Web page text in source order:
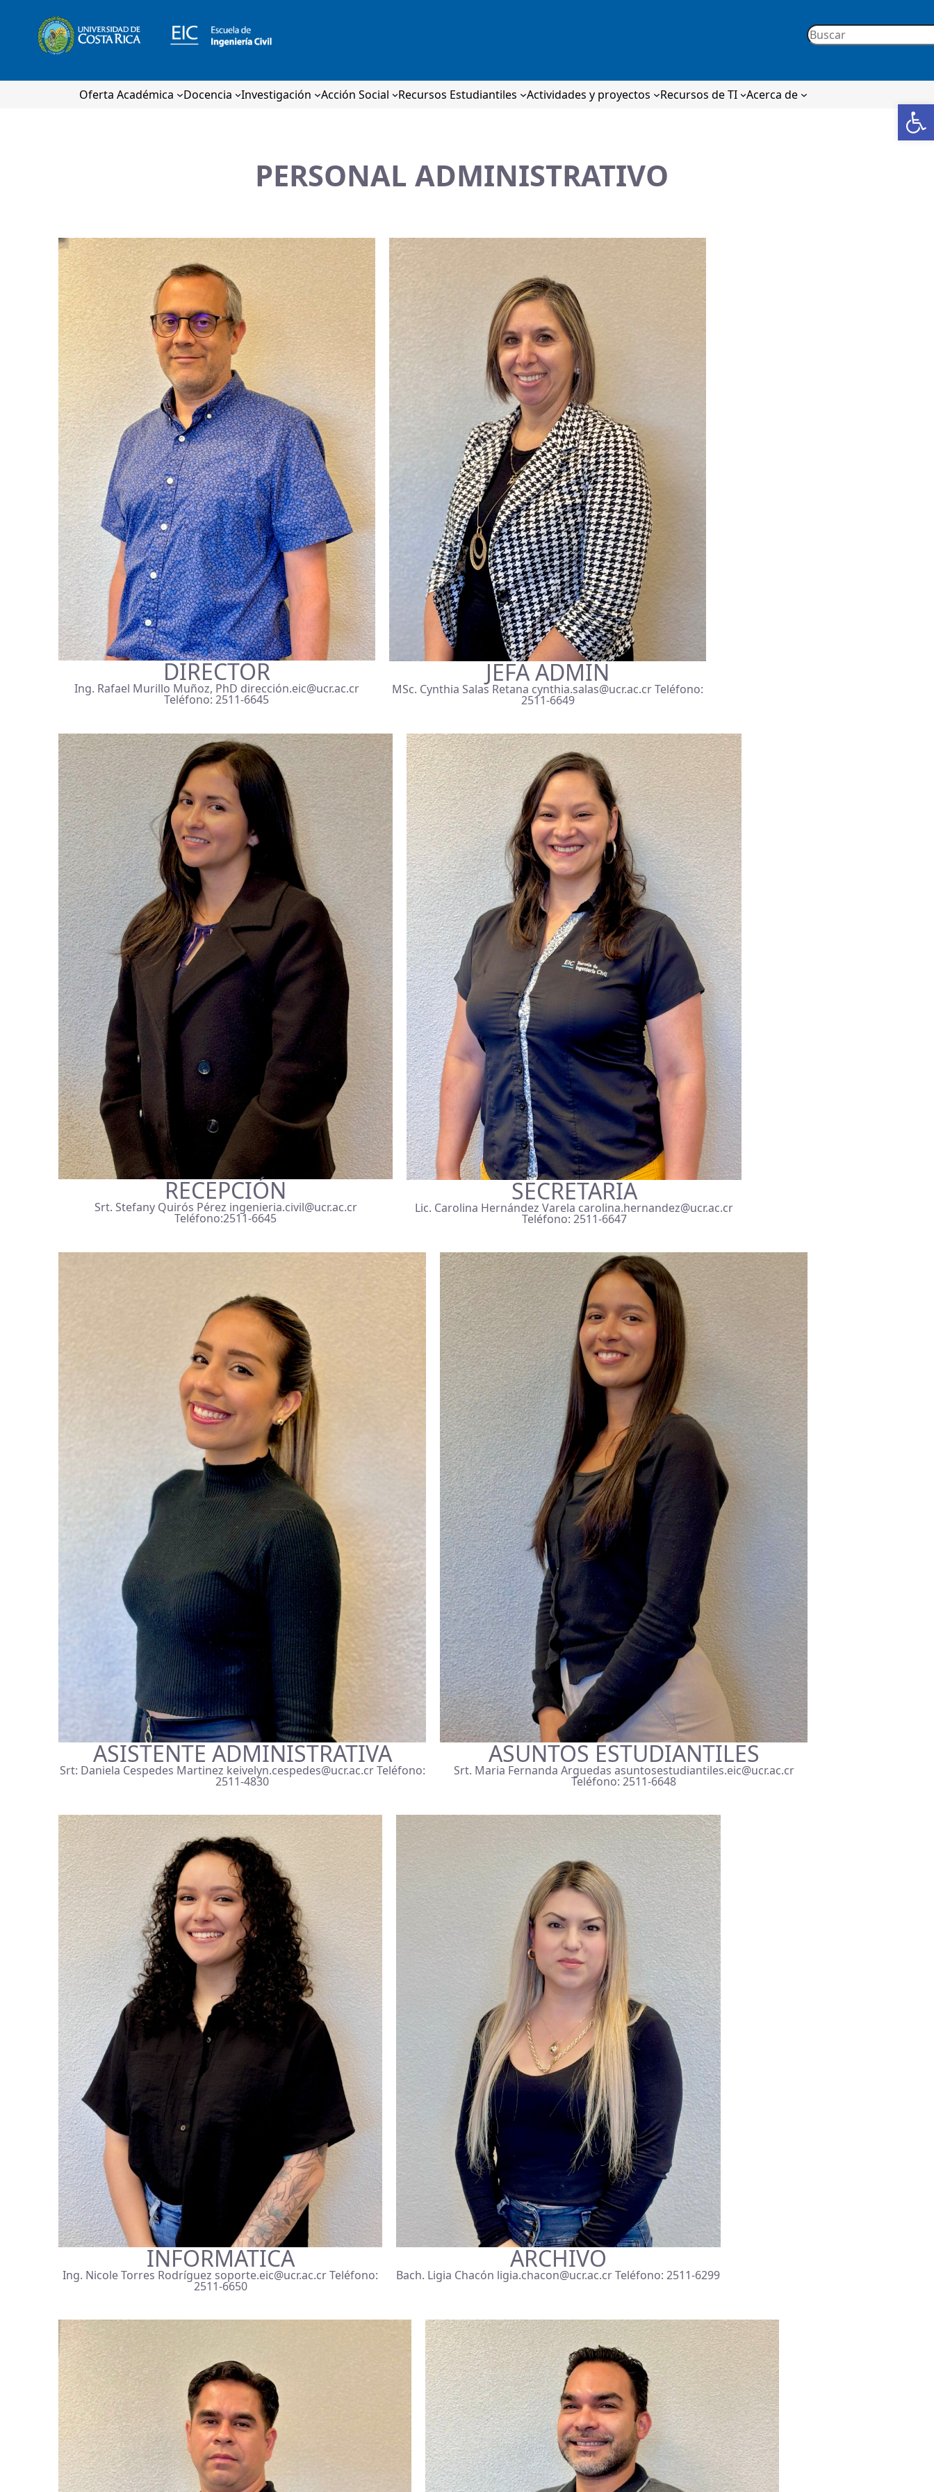
Oferta Académica Docencia Investigación Acción Social Recursos Estudiantiles Actividades y proyectos Recursos de TI Acerca de
PERSONAL ADMINISTRATIVO
DIRECTOR
Ing. Rafael Murillo Muñoz, PhD dirección.eic@ucr.ac.cr
Teléfono: 2511-6645
JEFA ADMIN
MSc. Cynthia Salas Retana cynthia.salas@ucr.ac.cr Teléfono:
2511-6649
RECEPCIÓN
Srt. Stefany Quirós Pérez ingenieria.civil@ucr.ac.cr
Teléfono:2511-6645
SECRETARIA
Lic. Carolina Hernández Varela carolina.hernandez@ucr.ac.cr
Teléfono: 2511-6647
ASISTENTE ADMINISTRATIVA
Srt: Daniela Cespedes Martinez keivelyn.cespedes@ucr.ac.cr Teléfono:
2511-4830
ASUNTOS ESTUDIANTILES
Srt. Maria Fernanda Arguedas asuntosestudiantiles.eic@ucr.ac.cr
Teléfono: 2511-6648
INFORMATICA
Ing. Nicole Torres Rodríguez soporte.eic@ucr.ac.cr Teléfono:
2511-6650
ARCHIVO
Bach. Ligia Chacón ligia.chacon@ucr.ac.cr Teléfono: 2511-6299